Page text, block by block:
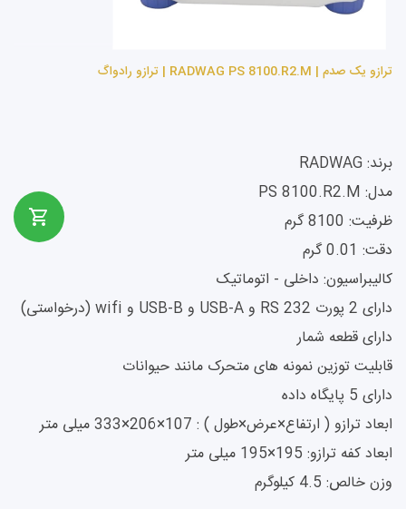
ترازو یک صدم | RADWAG PS 8100.R2.M | ترازو رادواگ
برند: RADWAG
مدل: PS 8100.R2.M
ظرفیت: 8100 گرم
دقت: 0.01 گرم
کالیبراسیون: داخلی - اتوماتیک
دارای 2 پورت RS 232 و USB-A و USB-B و wifi (درخواستی)
دارای قطعه شمار
قابلیت توزین نمونه های متحرک مانند حیوانات
دارای 5 پایگاه داده
ابعاد ترازو ( ارتفاع×عرض×طول ) : 107×206×333 میلی متر
ابعاد کفه ترازو: 195×195 میلی متر
وزن خالص: 4.5 کیلوگرم